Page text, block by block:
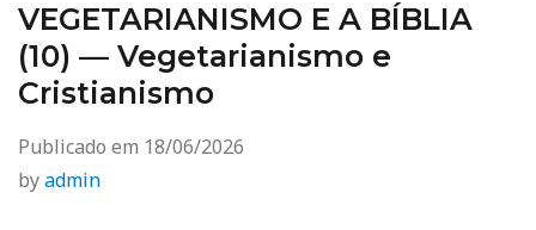
VEGETARIANISMO E A BÍBLIA
(10) — Vegetarianismo e
Cristianismo
Publicado em 18/06/2026
byadmin